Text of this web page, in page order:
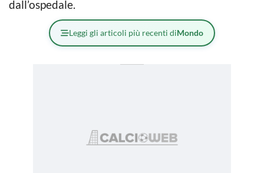
dall’ospedale.
Leggi gli articoli più recenti diMondo